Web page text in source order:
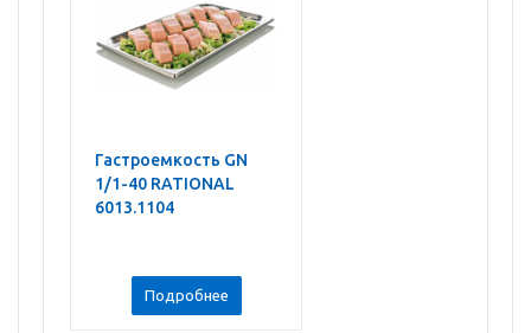
Гастроемкость GN
1/1-40 RATIONAL
6013.1104
Подробнее